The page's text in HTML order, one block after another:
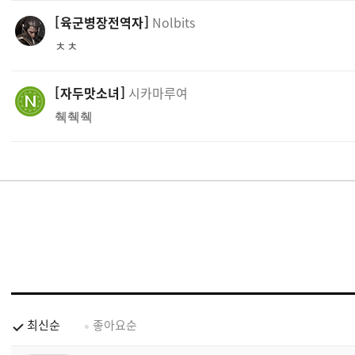
육군병장전역자 Nolbits
ㅊㅊ
자두맛소녀 시카마루여
췍췍췍
최신순 좋아요순